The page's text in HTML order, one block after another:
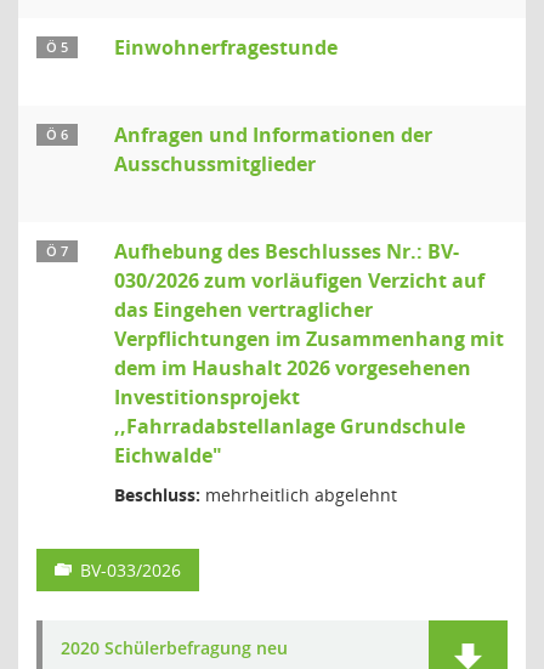
Ö 5 Einwohnerfragestunde
Ö 6
Anfragen und Informationen der
Ausschussmitglieder
Ö 7
Aufhebung des Beschlusses Nr.: BV-
030/2026 zum vorläufigen Verzicht auf
das Eingehen vertraglicher
Verpflichtungen im Zusammenhang mit
dem im Haushalt 2026 vorgesehenen
Investitionsprojekt
,,Fahrradabstellanlage Grundschule
Eichwalde"
Beschluss: mehrheitlich abgelehnt
BV-033/2026
2020 Schülerbefragung neu